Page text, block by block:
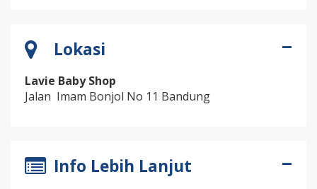
Lokasi
Lavie Baby Shop
Jalan Imam Bonjol No 11 Bandung
Info Lebih Lanjut